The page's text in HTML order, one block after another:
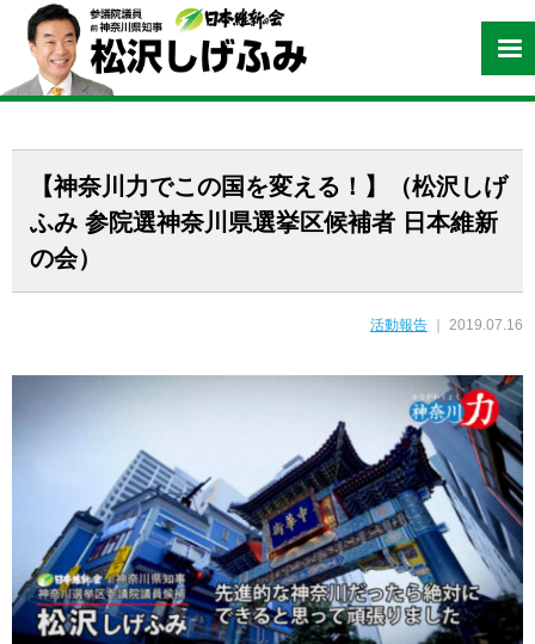
【神奈川力でこの国を変える！】（松沢しげ
ふみ 参院選神奈川県選挙区候補者 日本維新
の会）
活動報告 ｜ 2019.07.16